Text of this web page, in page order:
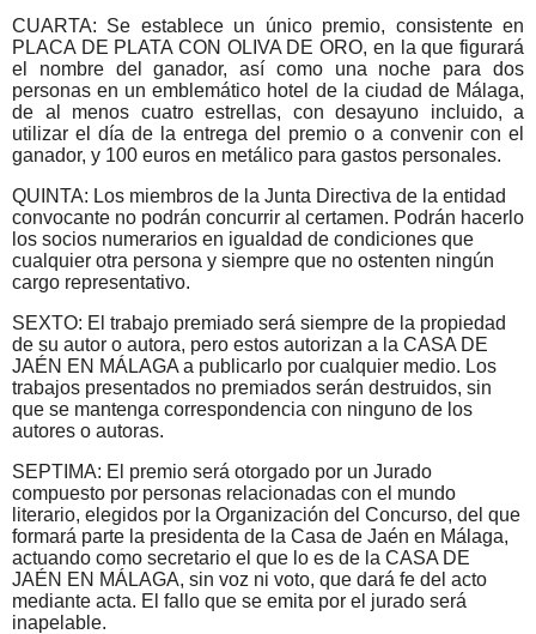
CUARTA: Se establece un único premio, consistente en
PLACA DE PLATA CON OLIVA DE ORO, en la que figurará
el nombre del ganador, así como una noche para dos
personas en un emblemático hotel de la ciudad de Málaga,
de al menos cuatro estrellas, con desayuno incluido, a
utilizar el día de la entrega del premio o a convenir con el
ganador, y 100 euros en metálico para gastos personales.
QUINTA: Los miembros de la Junta Directiva de la entidad
convocante no podrán concurrir al certamen. Podrán hacerlo
los socios numerarios en igualdad de condiciones que
cualquier otra persona y siempre que no ostenten ningún
cargo representativo.
SEXTO: El trabajo premiado será siempre de la propiedad
de su autor o autora, pero estos autorizan a la CASA DE
JAÉN EN MÁLAGA a publicarlo por cualquier medio. Los
trabajos presentados no premiados serán destruidos, sin
que se mantenga correspondencia con ninguno de los
autores o autoras.
SEPTIMA: El premio será otorgado por un Jurado
compuesto por personas relacionadas con el mundo
literario, elegidos por la Organización del Concurso, del que
formará parte la presidenta de la Casa de Jaén en Málaga,
actuando como secretario el que lo es de la CASA DE
JAÉN EN MÁLAGA, sin voz ni voto, que dará fe del acto
mediante acta. El fallo que se emita por el jurado será
inapelable.